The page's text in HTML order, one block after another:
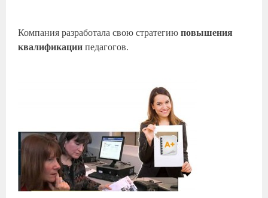
Компания разработала свою стратегиюповышения
квалификации педагогов.